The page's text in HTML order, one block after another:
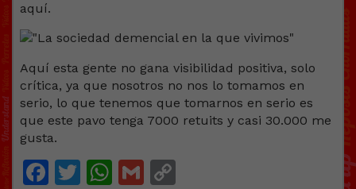
aquí.
Aquí esta gente no gana visibilidad positiva, solo
crítica, ya que nosotros no nos lo tomamos en
serio, lo que tenemos que tomarnos en serio es
que este pavo tenga 7000 retuits y casi 30.000 me
gusta.
Facebook
Twitter
WhatsApp
Gmail